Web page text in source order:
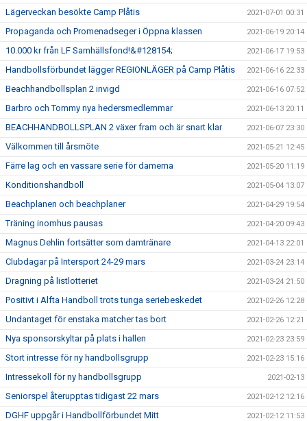
Lägerveckan besökte Camp Plåtis 2021-07-01 00:31
Propaganda och Promenadseger i Öppna klassen 2021-06-19 20:14
10.000 kr från LF Samhällsfond!&#128154; 2021-06-17 19:53
Handbollsförbundet lägger REGIONLÄGER på Camp Plåtis 2021-06-16 22:33
Beachhandbollsplan 2 invigd 2021-06-16 07:52
Barbro och Tommy nya hedersmedlemmar 2021-06-13 20:11
BEACHHANDBOLLSPLAN 2 växer fram och är snart klar 2021-06-07 23:30
Välkommen till årsmöte 2021-05-21 12:45
Färre lag och en vassare serie för damerna 2021-05-20 11:19
Konditionshandboll 2021-05-04 13:07
Beachplanen och beachplaner 2021-04-29 19:54
Träning inomhus pausas 2021-04-20 09:43
Magnus Dehlin fortsätter som damtränare 2021-04-13 22:01
Clubdagar på Intersport 24-29 mars 2021-03-24 23:14
Dragning på listlotteriet 2021-03-24 21:50
Positivt i Alfta Handboll trots tunga seriebeskedet 2021-02-26 12:28
Undantaget för enstaka matcher tas bort 2021-02-26 12:21
Nya sponsorskyltar på plats i hallen 2021-02-23 23:59
Stort intresse för ny handbollsgrupp 2021-02-23 15:16
Intressekoll för ny handbollsgrupp 2021-02-13
Seniorspel återupptas tidigast 22 mars 2021-02-12 12:16
DGHF uppgår i Handbollförbundet Mitt 2021-02-12 11:53